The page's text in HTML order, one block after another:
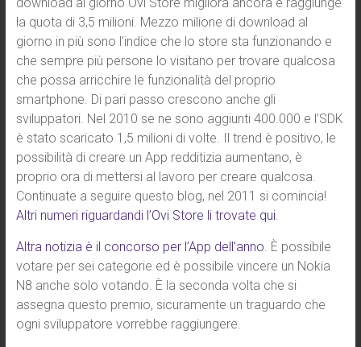
la quota di 3,5 milioni. Mezzo milione di download al
giorno in più sono l’indice che lo store sta funzionando e
che sempre più persone lo visitano per trovare qualcosa
che possa arricchire le funzionalità del proprio
smartphone. Di pari passo crescono anche gli
sviluppatori. Nel 2010 se ne sono aggiunti 400.000 e l’SDK
è stato scaricato 1,5 milioni di volte. Il trend è positivo, le
possibilità di creare un App redditizia aumentano, è
proprio ora di mettersi al lavoro per creare qualcosa.
Continuate a seguire questo blog, nel 2011 si comincia!
Altri numeri riguardandi l’Ovi Store li trovate qui.
Altra notizia è il concorso per l’App dell’anno. È possibile
votare per sei categorie ed è possibile vincere un Nokia
N8 anche solo votando. È la seconda volta che si
assegna questo premio, sicuramente un traguardo che
ogni sviluppatore vorrebbe raggiungere.